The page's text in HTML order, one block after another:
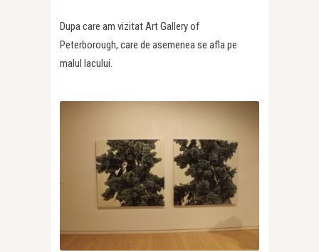
Dupa care am vizitat Art Gallery of
Peterborough, care de asemenea se afla pe
malul lacului.